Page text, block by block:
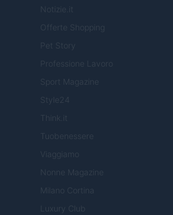
Notizie.it
Offerte Shopping
Pet Story
Professione Lavoro
Sport Magazine
Style24
Think.it
Tuobenessere
Viaggiamo
Nonne Magazine
Milano Cortina
Luxury Club